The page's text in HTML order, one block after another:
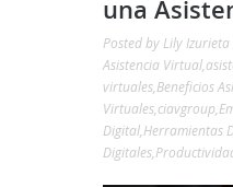
una
Posted by Lily Izurieta
Asistencia Virtual
virtuales Beneficios
Virtuales ciavgroup
Digital Herramientas
Digitales